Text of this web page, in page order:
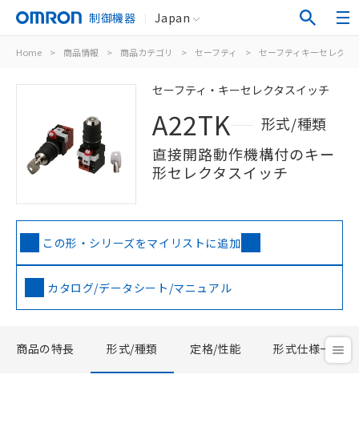
制御機器 Japan
Home > 商品情報 > 商品カテゴリ > セーフティ > セーフティキーセレク
セーフティ・キーセレクタスイッチ
A22TK
形式/種類
直接開路動作機構付のキー
形セレクタスイッチ
この形・シリーズをマイリストに追加
カタログ/データシート/マニュアル
商品の特長 形式/種類 定格/性能 形式仕様一覧